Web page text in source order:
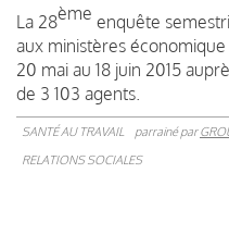
La 28ème enquête
aux ministères
20 mai au 18 juin 2015
de 3 103 agents.
SANTÉ AU TRAVAIL parrainé par
RELATIONS SOCIALES